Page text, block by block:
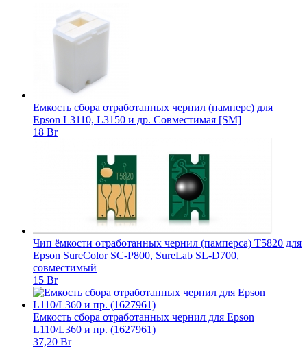
Емкость сбора отработанных чернил (памперс) для
Epson L3110, L3150 и др. Совместимая [SM]
18 Br
Чип ёмкости отработанных чернил (памперса) T5820 для
Epson SureColor SC-P800, SureLab SL-D700,
совместимый
15 Br
Емкость сбора отработанных чернил для Epson
L110/L360 и пр. (1627961)
37,20 Br